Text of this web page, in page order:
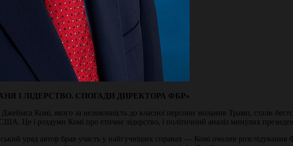
І ЛІДЕРСТВО. СПОГАДИ ДИРЕКТОРА ФБР»
Комі, якого за нелояльність до власної персони звільнив Трамп, стали
Це і роздуми Комі про етичне лідерство, і політичний аналіз минулих
уряд автор брав участь у найгучніших справах — Комі очолив